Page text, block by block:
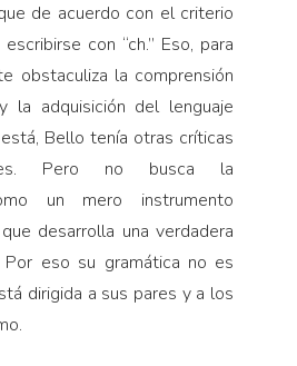
de acuerdo con el criterio
con “ch.” Eso, para
obstaculiza la comprensión
la adquisición del lenguaje
Bello tenía otras críticas
Pero no busca la
un mero instrumento
desarrolla una verdadera
Por eso su gramática no es
dirigida a sus pares y a los